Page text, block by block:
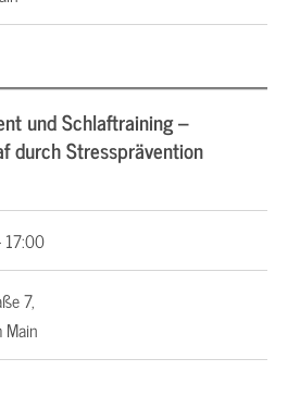
und Schlaftraining –
durch Stressprävention
7,